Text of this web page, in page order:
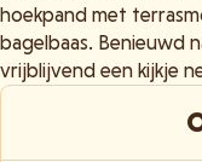
hoekpand met
bagelbaas. Benieuwd
vrijblijvend een kijkje